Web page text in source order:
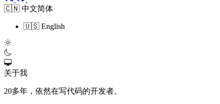
🇨🇳 中文简体
🇺🇸 English
关于我
20多年，依然在写代码的开发者。